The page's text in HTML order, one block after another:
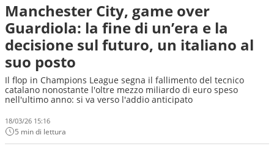
Manchester City, game over
Guardiola: la fine di un’era e la
decisione sul futuro, un italiano al
suo posto
Il flop in Champions League segna il fallimento del tecnico
catalano nonostante l'oltre mezzo miliardo di euro speso
nell'ultimo anno: si va verso l'addio anticipato
18/03/26 15:16
5 min di lettura